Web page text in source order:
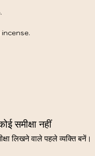
समीक्षा नहीं
लिखने वाले पहले व्यक्ति बनें।